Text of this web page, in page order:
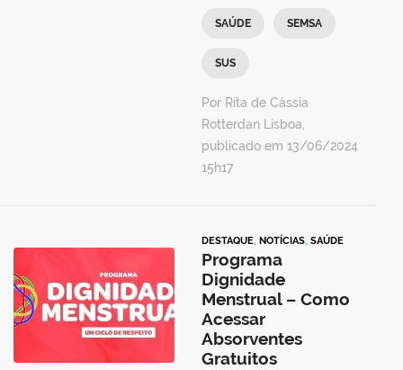
SAÚDE SEMSA
SUS
Por Rita de Cássia
Rotterdan Lisboa,
publicado em 13/06/2024
15h17
DESTAQUE, NOTÍCIAS, SAÚDE
Programa
Dignidade
Menstrual – Como
Acessar
Absorventes
Gratuitos